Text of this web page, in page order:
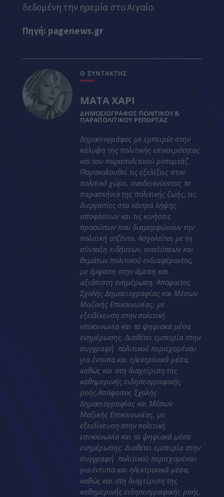
δεδομένη την ηρεμία στο Αιγαίο.
Πηγή: pagenews.gr
Ο ΣΥΝΤΑΚΤΗΣ
ΜΑΤΑ ΧΑΡΙ
ΔΗΜΟΣΙΟΓΡΑΦΟΣ ΠΟΛΙΤΙΚΟΥ &
ΠΑΡΑΠΟΛΙΤΙΚΟΥ ΡΕΠΟΡΤΑΖ
Δημοσιογράφος με εμπειρία στην
κάλυψη της πολιτικής επικαιρότητας
και του παραπολιτικού ρεπορτάζ.
Παρακολουθεί τις εξελίξεις στον
πολιτικό χώρο, αναδεικνύοντας το
παρασκήνιο της πολιτικής ζωής, τις
διεργασίες στα κέντρα λήψης
αποφάσεων και τις κινήσεις
προσώπων που διαμορφώνουν την
πολιτική ατζέντα. Ασχολείται με τη
σύνταξη ειδήσεων, αναλύσεων και
θεμάτων πολιτικού ενδιαφέροντος,
με έμφαση στην άμεση και
αξιόπιστη ενημέρωση. Απόφοιτος
Σχολής Δημοσιογραφίας και Μέσων
Μαζικής Επικοινωνίας, με
εξειδίκευση στην πολιτική
επικοινωνία και τα ψηφιακά μέσα
ενημέρωσης. Διαθέτει εμπειρία στην
συγγραφή πολιτικού περιεχομένου
για έντυπα και ηλεκτρονικά μέσα,
καθώς και στη διαχείριση της
καθημερινής ειδησεογραφικής
ροής.Απόφοιτος Σχολής
Δημοσιογραφίας και Μέσων
Μαζικής Επικοινωνίας, με
εξειδίκευση στην πολιτική
επικοινωνία και τα ψηφιακά μέσα
ενημέρωσης. Διαθέτει εμπειρία στην
συγγραφή πολιτικού περιεχομένου
για έντυπα και ηλεκτρονικά μέσα,
καθώς και στη διαχείριση της
καθημερινής ειδησεογραφικής ροής.